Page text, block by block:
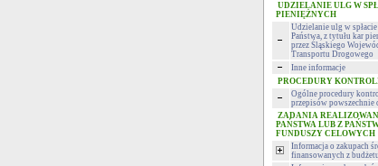
UDZIELANIE ULG W
PIENIĘŻNYCH
Udzielanie ulg w
Państwa, z tytułu kar
przez Śląskiego
Transportu Drogowego
Inne informacje
PROCEDURY
Ogólne procedury
przepisów powszechnie
ZADANIA
PAŃSTWA LUB Z
FUNDUSZY CELOWYCH
Informacja o zakupach
finansowanych z